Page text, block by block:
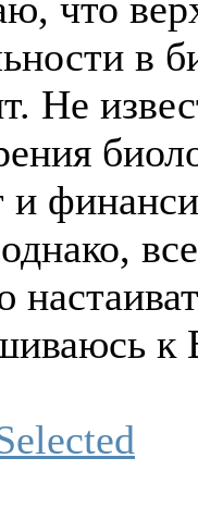
в
Не
и